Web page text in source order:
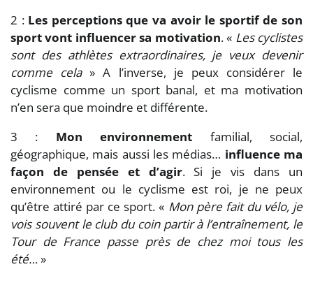
2 : Les perceptions que va avoir le sportif de son
sport vont influencer sa motivation. « Les cyclistes
sont des athlètes extraordinaires, je veux devenir
comme cela» A l’inverse, je peux considérer le
cyclisme comme un sport banal, et ma motivation
n’en sera que moindre et différente.
3 : Mon environnement familial, social,
géographique, mais aussi les médias… influence ma
façon de pensée et d’agir. Si je vis dans un
environnement ou le cyclisme est roi, je ne peux
qu’être attiré par ce sport. « Mon père fait du vélo, je
vois souvent le club du coin partir à l’entraînement, le
Tour de France passe près de chez moi tous les
été…»